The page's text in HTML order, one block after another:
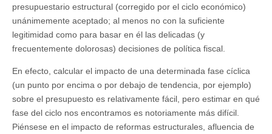
presupuestario estructural (corregido por el ciclo económico)
unánimemente aceptado; al menos no con la suficiente
legitimidad como para basar en él las delicadas (y
frecuentemente dolorosas) decisiones de política fiscal.
En efecto, calcular el impacto de una determinada fase cíclica
(un punto por encima o por debajo de tendencia, por ejemplo)
sobre el presupuesto es relativamente fácil, pero estimar en qué
fase del ciclo nos encontramos es notoriamente más difícil.
Piénsese en el impacto de reformas estructurales, afluencia de